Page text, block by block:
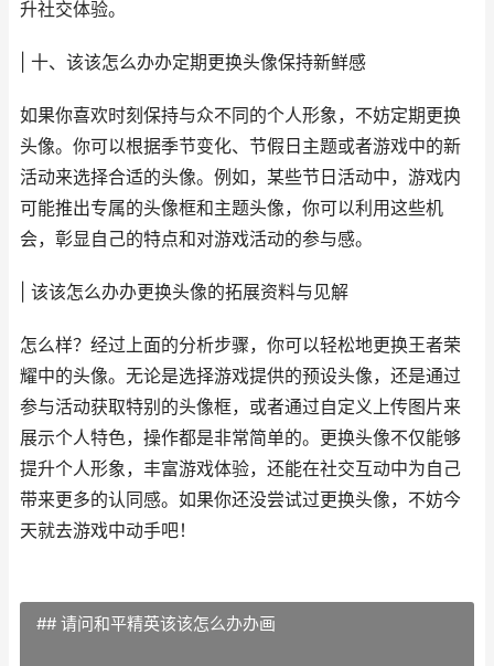
升社交体验。
| 十、该该怎么办办定期更换头像保持新鲜感
如果你喜欢时刻保持与众不同的个人形象，不妨定期更换
头像。你可以根据季节变化、节假日主题或者游戏中的新
活动来选择合适的头像。例如，某些节日活动中，游戏内
可能推出专属的头像框和主题头像，你可以利用这些机
会，彰显自己的特点和对游戏活动的参与感。
| 该该怎么办办更换头像的拓展资料与见解
怎么样？经过上面的分析步骤，你可以轻松地更换王者荣
耀中的头像。无论是选择游戏提供的预设头像，还是通过
参与活动获取特别的头像框，或者通过自定义上传图片来
展示个人特色，操作都是非常简单的。更换头像不仅能够
提升个人形象，丰富游戏体验，还能在社交互动中为自己
带来更多的认同感。如果你还没尝试过更换头像，不妨今
天就去游戏中动手吧！
## 请问和平精英该该怎么办办画